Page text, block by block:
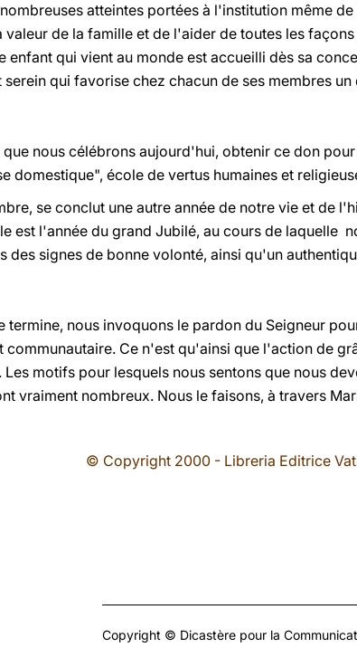
atteintes portées à l'institution même
de la famille et de l'aider de toutes les
enfant qui vient au monde est accueilli dès sa
qui favorise chez chacun de ses membres
que nous célébrons aujourd'hui, obtenir ce don
domestique", école de vertus humaines et
se conclut une autre année de notre vie et de
est l'année du grand Jubilé, au cours de laquelle
des signes de bonne volonté, ainsi qu'un
termine, nous invoquons le pardon du Seigneur
communautaire. Ce n'est qu'ainsi que l'action de
motifs pour lesquels nous sentons que nous
vraiment nombreux. Nous le faisons, à travers
© Copyright 2000 - Libreria Editrice
Copyright © Dicastère pour la